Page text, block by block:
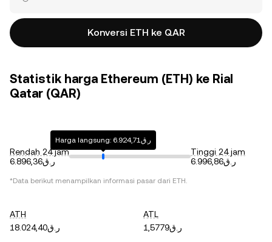
Konversi ETH ke QAR
Statistik harga Ethereum (ETH) ke Rial
Qatar (QAR)
Rendah 24 jam
ر.ق6.896,36
Harga langsung: ر.ق6.924,71
Tinggi 24 jam
ر.ق6.996,86
*Data berikut menampilkan informasi pasar dari ETH.
ATH
ر.ق18.024,40
ATL
ر.ق1,5779